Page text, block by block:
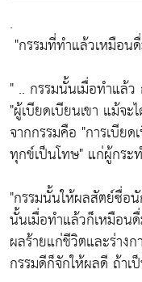
.
"กรรมที่ทำแล้วเหมือน
" .. กรรมนั้นเมื่อทำแล้ว
"ผู้เบียดเบียนเขา แม้จะ
จากกรรมคือ "การเบีย
ทุกข์เป็นโทษ" แก่ผู้กระ
"กรรมนั้นให้ผลสัตย์ซื่อ
นั้นเมื่อทำแล้วก็เหมือน
ผลร้ายแก่ชีวิตและร่าง
กรรมดีก็จักให้ผลดี ถ้าเ